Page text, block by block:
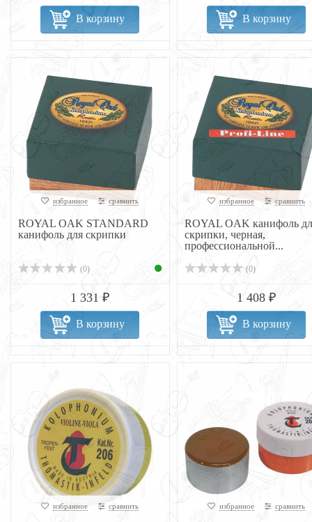
В корзину В корзину
избранное сравнить
ROYAL OAK STANDARD
канифоль для скрипки
(0)
1 331 ₽
В корзину
избранное сравнить
ROYAL OAK канифоль
скрипки, черная,
профессиональной...
(0)
1 408 ₽
В корзину
избранное сравнить избранное сравнить